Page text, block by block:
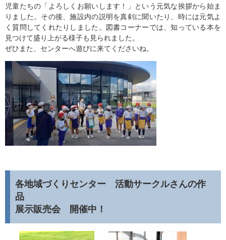
児童たちの「よろしくお願いします！」という元気な挨拶から始ま
りました。その後、施設内の説明を真剣に聞いたり、時には元気よ
く質問してくれたりしました。図書コーナーでは、知っている本を
見つけて盛り上がる様子も見られました。
ぜひまた、センターへ遊びに来てくださいね。
各地域づくりセンター 活動サークルさんの作
品
展示販売会 開催中！